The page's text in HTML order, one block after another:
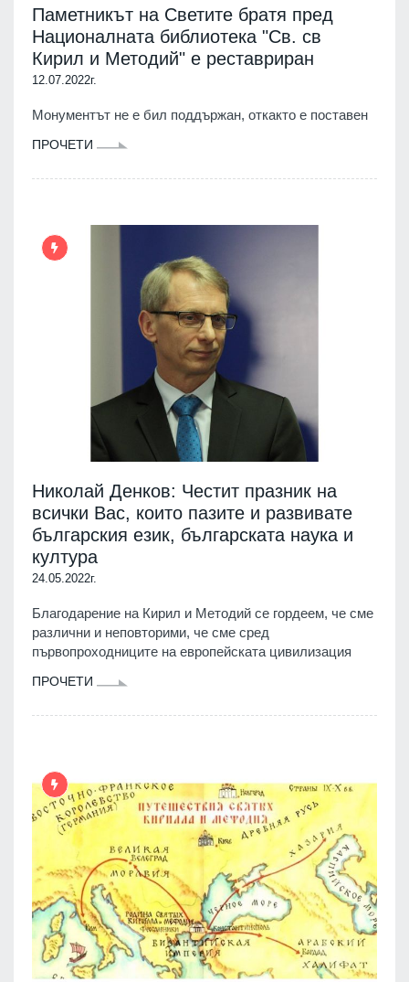
Паметникът на Светите братя пред
Националната библиотека "Св. св
Кирил и Методий" е реставриран
12.07.2022г.
Монументът не е бил поддържан, откакто е поставен
ПРОЧЕТИ
Николай Денков: Честит празник на
всички Вас, които пазите и развивате
българския език, българската наука и
култура
24.05.2022г.
Благодарение на Кирил и Методий се гордеем, че сме
различни и неповторими, че сме сред
първопроходниците на европейската цивилизация
ПРОЧЕТИ